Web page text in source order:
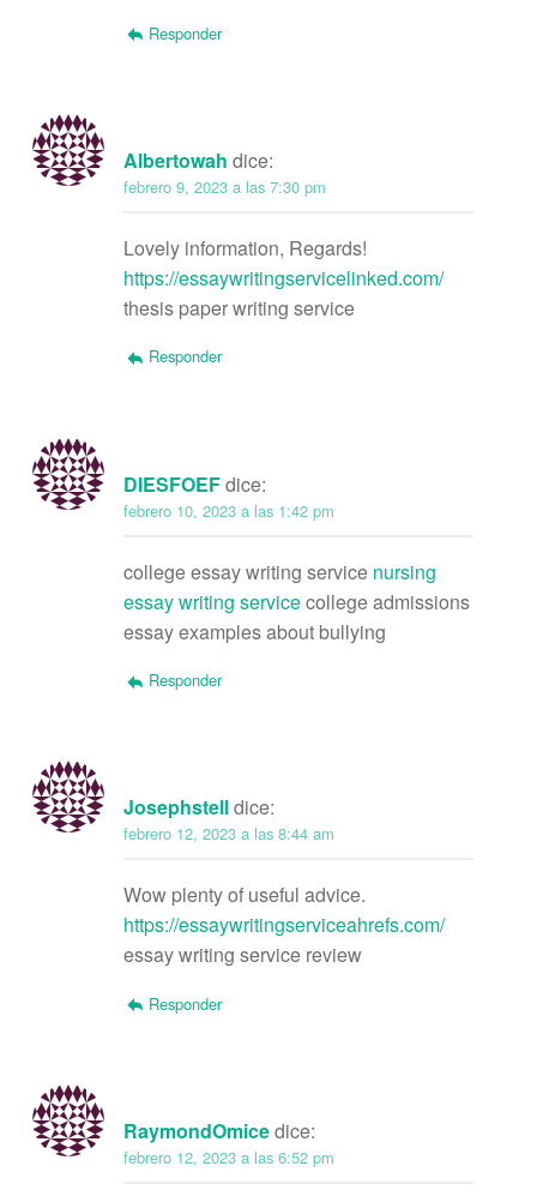
Responder
Albertowah dice:
febrero 9, 2023 a las 7:30 pm
Lovely information, Regards!
https://essaywritingservicelinked.com/
thesis paper writing service
Responder
DIESFOEFdice:
febrero 10, 2023 a las 1:42 pm
college essay writing service nursing
essay writing servicecollege admissions
essay examples about bullying
Responder
Josephstelldice:
febrero 12, 2023 a las 8:44 am
Wow plenty of useful advice.
https://essaywritingserviceahrefs.com/
essay writing service review
Responder
RaymondOmicedice:
febrero 12, 2023 a las 6:52 pm